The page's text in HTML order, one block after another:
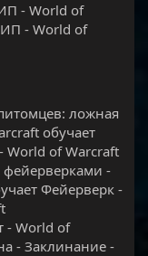
- World of
- World of
ложная
обучает
World of Warcraft
-
Фейерверк -
- World of
- Заклинание -